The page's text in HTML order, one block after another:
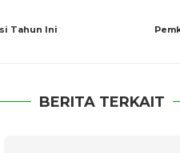
Tahun Ini
BERITA TERKAIT